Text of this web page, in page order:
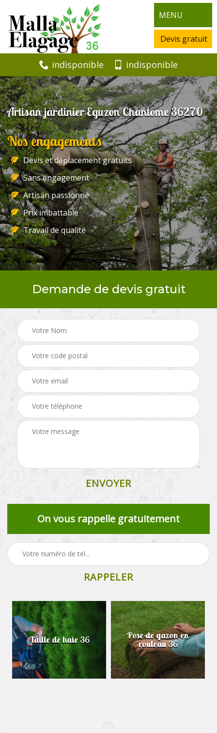
MENU
Devis gratuit
indisponible indisponible
Artisan jardinier Eguzon Chantome 36270
Nos engagements
Devis et déplacement gratuits
Sans engagement
Artisan passionné
Prix imbattable
Travail de qualité
Demande de devis gratuit
On vous rappelle gratuitement
Taille de haie 36 Pose de gazon en
rouleau 36